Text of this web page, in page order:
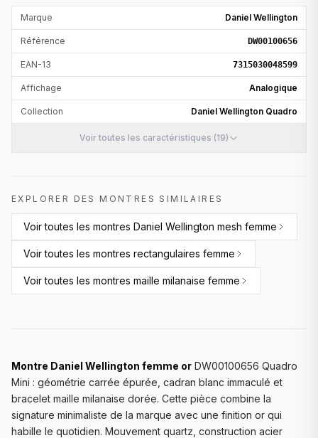
Marque Daniel Wellington
Référence DW00100656
EAN-13 7315030048599
Affichage Analogique
Collection Daniel Wellington Quadro
Voir toutes les caractéristiques (19)
EXPLORER DES MONTRES SIMILAIRES
Voir toutes les montres Daniel Wellington mesh femme
Voir toutes les montres rectangulaires femme
Voir toutes les montres maille milanaise femme
Montre Daniel Wellington femme or DW00100656 Quadro
Mini : géométrie carrée épurée, cadran blanc immaculé et
bracelet maille milanaise dorée. Cette pièce combine la
signature minimaliste de la marque avec une finition or qui
habille le quotidien. Mouvement quartz, construction acier